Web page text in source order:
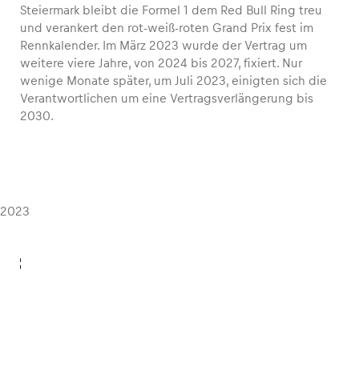
Steiermark bleibt die Formel 1 dem Red Bull Ring treu
und verankert den rot-weiß-roten Grand Prix fest im
Rennkalender. Im März 2023 wurde der Vertrag um
weitere viere Jahre, von 2024 bis 2027, fixiert. Nur
wenige Monate später, um Juli 2023, einigten sich die
Verantwortlichen um eine Vertragsverlängerung bis
2030.
2023